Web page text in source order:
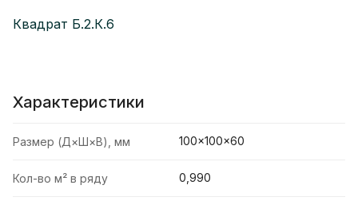
Квадрат Б.2.К.6
Характеристики
Размер (Д×Ш×В), мм 100×100×60
Кол-во м² в ряду 0,990